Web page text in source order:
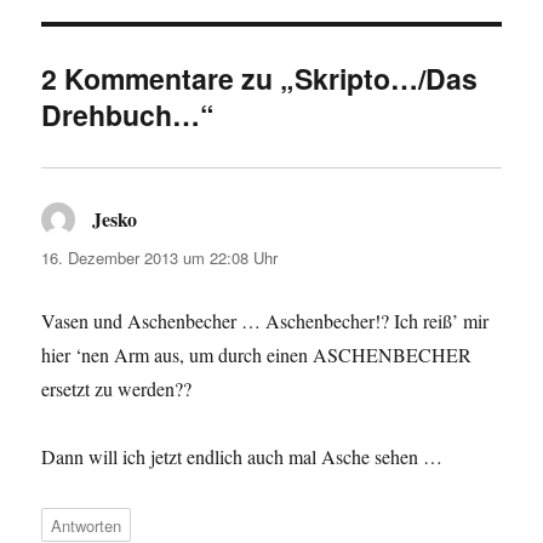
2 Kommentare zu „Skripto…/Das
Drehbuch…“
Jesko
16. Dezember 2013 um 22:08 Uhr
Vasen und Aschenbecher … Aschenbecher!? Ich reiß’ mir
hier ‘nen Arm aus, um durch einen ASCHENBECHER
ersetzt zu werden??
Dann will ich jetzt endlich auch mal Asche sehen …
Antworten